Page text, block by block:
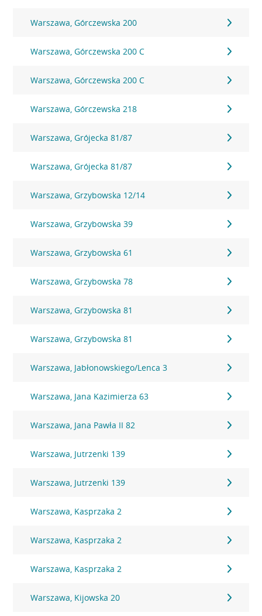
Warszawa, Górczewska 200
Warszawa, Górczewska 200 C
Warszawa, Górczewska 200 C
Warszawa, Górczewska 218
Warszawa, Grójecka 81/87
Warszawa, Grójecka 81/87
Warszawa, Grzybowska 12/14
Warszawa, Grzybowska 39
Warszawa, Grzybowska 61
Warszawa, Grzybowska 78
Warszawa, Grzybowska 81
Warszawa, Grzybowska 81
Warszawa, Jabłonowskiego/Lenca 3
Warszawa, Jana Kazimierza 63
Warszawa, Jana Pawła II 82
Warszawa, Jutrzenki 139
Warszawa, Jutrzenki 139
Warszawa, Kasprzaka 2
Warszawa, Kasprzaka 2
Warszawa, Kasprzaka 2
Warszawa, Kijowska 20